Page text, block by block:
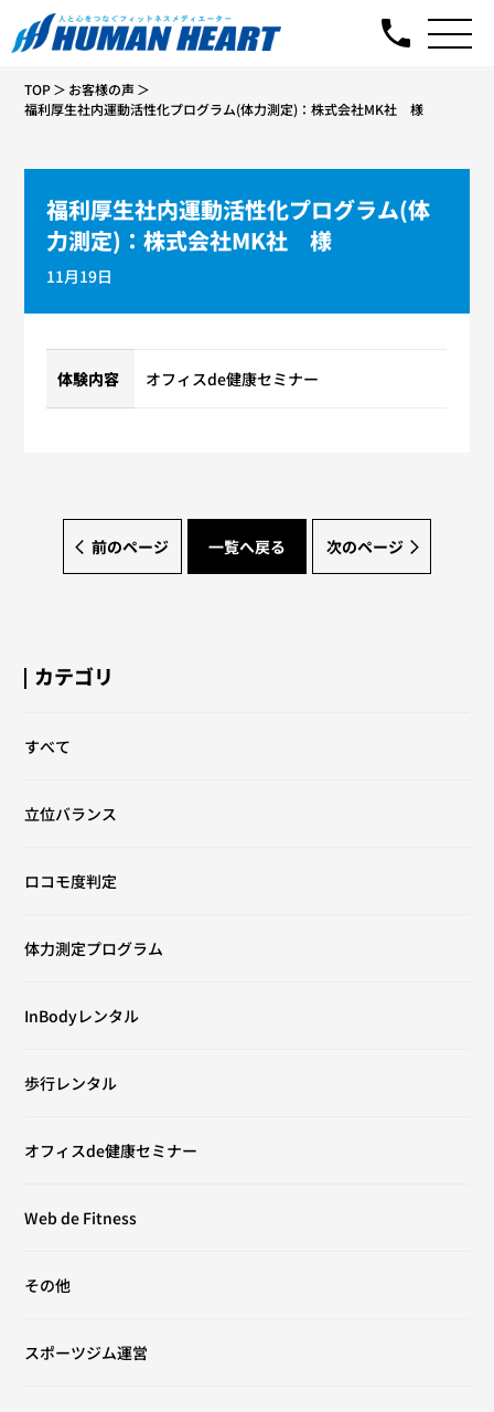
TOP
お客様の声
福利厚生社内運動活性化プログラム(体力測定)：株式会社MK社 様
福利厚生社内運動活性化プログラム(体
力測定)：株式会社MK社 様
11月19日
体験内容 オフィスde健康セミナー
前のページ 一覧へ戻る 次のページ
カテゴリ
すべて
立位バランス
ロコモ度判定
体力測定プログラム
InBodyレンタル
歩行レンタル
オフィスde健康セミナー
Web de Fitness
その他
スポーツジム運営